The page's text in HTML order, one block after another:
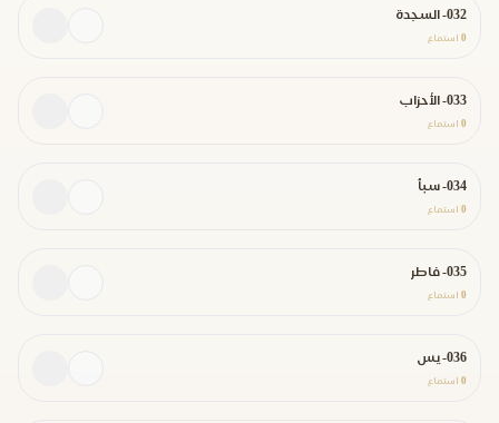
032- السجدة
0 استماع
033- الأحزاب
0 استماع
034- سبأ
0 استماع
035- فاطر
0 استماع
036- يس
0 استماع